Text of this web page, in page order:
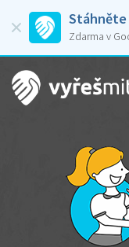
Stáhněte
Zdarma v